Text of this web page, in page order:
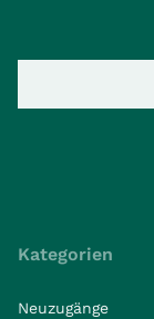
Kategorien
Neuzugänge